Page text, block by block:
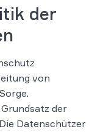
der
von
der
Datenschützer